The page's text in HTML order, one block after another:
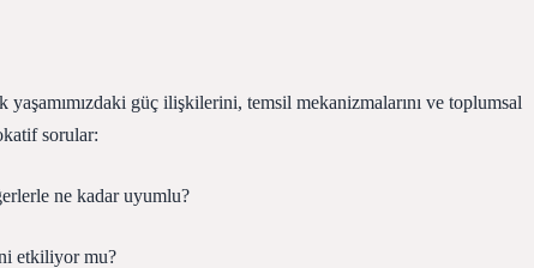
güç ilişkilerini, temsil mekanizmalarını ve toplumsal
sorular:
ne kadar uyumlu?
etkiliyor mu?